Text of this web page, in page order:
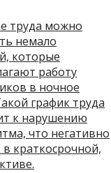
труда можно
немало
которые
работу
в ночное
график труда
к нарушению
что негативно
краткосрочной,